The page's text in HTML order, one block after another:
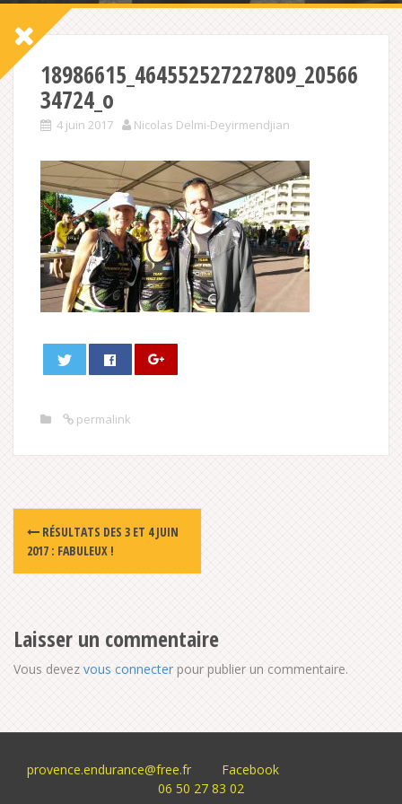
18986615_464552527227809_20566
34724_o
4 juin 2017 Nicolas Delmi-Deyirmendjian
permalink
Post
navigation
RÉSULTATS DES 3 ET 4 JUIN
2017 : FABULEUX !
Laisser un commentaire
Vous devez vous connecter pour publier un commentaire.
provence.endurance@free.fr
Facebook
06 50 27 83 02